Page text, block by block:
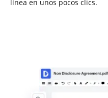
línea en unos pocos clics.